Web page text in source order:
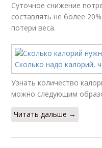
Суточное снижение
составлять не более
потери веса.
Узнать количество
можно следующим
Читать дальше →